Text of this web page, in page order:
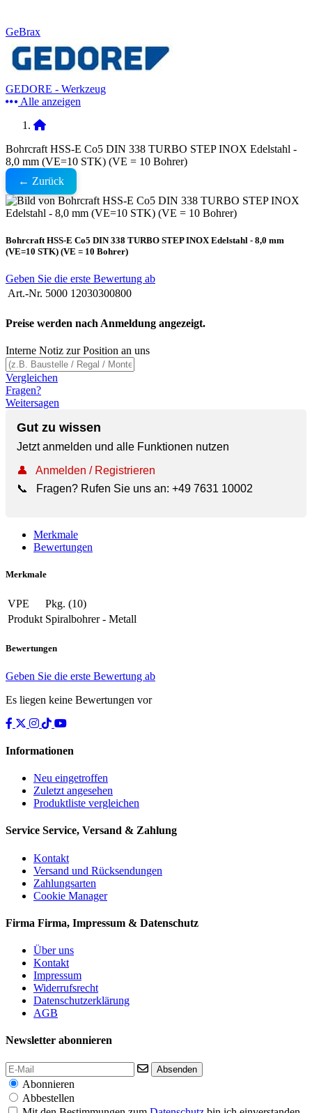
GeBrax
GEDORE - Werkzeug
Alle anzeigen
Bohrcraft HSS-E Co5 DIN 338 TURBO STEP INOX Edelstahl -
8,0 mm (VE=10 STK) (VE = 10 Bohrer)
← Zurück
Bohrcraft HSS-E Co5 DIN 338 TURBO STEP INOX Edelstahl - 8,0 mm
(VE=10 STK) (VE = 10 Bohrer)
Geben Sie die erste Bewertung ab
Art.-Nr. 5000 12030300800
Preise werden nach Anmeldung angezeigt.
Interne Notiz zur Position an uns
Vergleichen
Fragen?
Weitersagen
Gut zu wissen
Jetzt anmelden und alle Funktionen nutzen
👤
Anmelden / Registrieren
📞
Fragen? Rufen Sie uns an: +49 7631 10002
Merkmale
Bewertungen
Merkmale
VPE
Pkg. (10)
Produkt Spiralbohrer - Metall
Bewertungen
Geben Sie die erste Bewertung ab
Es liegen keine Bewertungen vor
Informationen
Neu eingetroffen
Zuletzt angesehen
Produktliste vergleichen
Service Service, Versand & Zahlung
Kontakt
Versand und Rücksendungen
Zahlungsarten
Cookie Manager
Firma Firma, Impressum & Datenschutz
Über uns
Kontakt
Impressum
Widerrufsrecht
Datenschutzerklärung
AGB
Newsletter abonnieren
Absenden
Abonnieren
Abbestellen